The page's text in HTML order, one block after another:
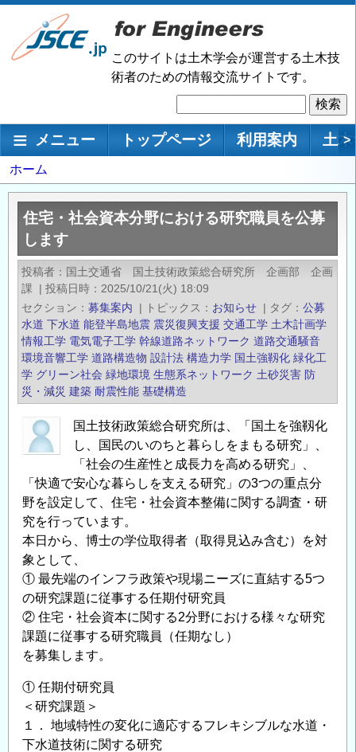
メ
ン
移
このサイトは土木学会が運営する土木技
術者のための情報交流サイトです。
索
メインナビゲーション
メニュー トップページ 利用案内 土 >
パ
ン
く
ホーム
住宅・社会資本分野における研究職員を公募
します
投稿者
国土交通省 国土技術政策総合研究所 企画部 企画
課
| 投稿日時
2025/10/21(火) 18:09
セクション
募集案内 | トピックス お知らせ | タグ
公募
水道 下水道 能登半島地震 震災復興支援 交通工学 土木計画学
情報工学 電気電子工学 幹線道路ネットワーク 道路交通騒音
環境音響工学 道路構造物 設計法 構造力学 国土強靱化 緑化工
学 グリーン社会 緑地環境 生態系ネットワーク 土砂災害 防
災・減災 建築 耐震性能 基礎構造
国土技術政策総合研究所は、「国土を強靱化
し、国民のいのちと暮らしをまもる研究」、
「社会の生産性と成長力を高める研究」、
「快適で安心な暮らしを支える研究」の3つの重点分
野を設定して、住宅・社会資本整備に関する調査・研
究を行っています。
本日から、博士の学位取得者（取得見込み含む）を対
象として、
① 最先端のインフラ政策や現場ニーズに直結する5つ
の研究課題に従事する任期付研究員
② 住宅・社会資本に関する2分野における様々な研究
課題に従事する研究職員（任期なし）
を募集します。
① 任期付研究員
＜研究課題＞
１． 地域特性の変化に適応するフレキシブルな水道・
下水道技術に関する研究